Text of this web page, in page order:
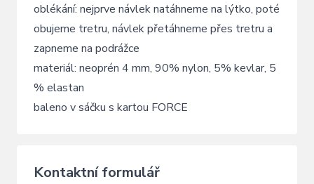
oblékání: nejprve návlek natáhneme na lýtko, poté
obujeme tretru, návlek přetáhneme přes tretru a
zapneme na podrážce
materiál: neoprén 4 mm, 90% nylon, 5% kevlar, 5
% elastan
baleno v sáčku s kartou FORCE
Kontaktní formulář